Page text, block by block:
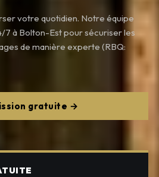
votre quotidien. Notre équipe
à Bolton-Est pour sécuriser les
de manière experte (RBQ:
gratuite →